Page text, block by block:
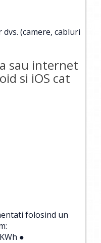
(camere, cabluri
sau internet
si iOS cat
folosind un
●